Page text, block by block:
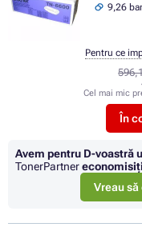
9,26
Cel mai mic
În
Pentru ce
Avem pentru D-voastră
TonerPartnereconomisiţi
Vreau